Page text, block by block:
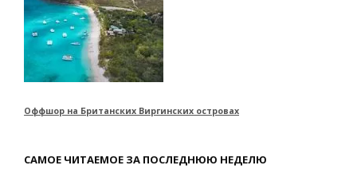
Оффшор на Британских Виргинских островах
САМОЕ ЧИТАЕМОЕ ЗА ПОСЛЕДНЮЮ НЕДЕЛЮ